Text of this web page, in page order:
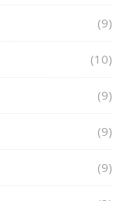
(9)
(10)
(9)
(9)
(9)